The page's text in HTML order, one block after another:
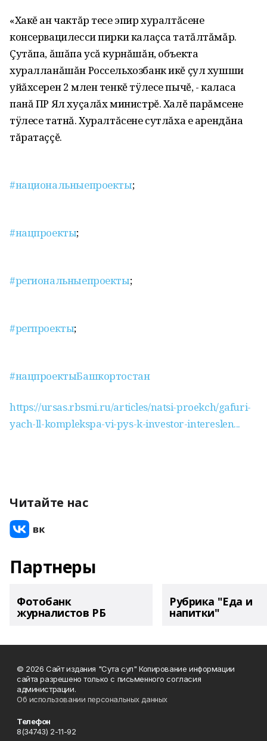
«Хакĕ ан чактăр тесе эпир хуралтăсене
консервацилесси пирки калаçса татăлтăмăр.
Çутăпа, ăшăпа усă курнăшăн, объекта
хуралланăшăн Россельхозбанк икĕ çул хушши
уйăхсерен 2 млен тенкĕ тÿлесе пычĕ, - каласа
панă ПР Ял хуçалăх министрĕ. Халĕ парăмсене
тÿлесе татнă. Хуралтăсене сутлăха е арендăна
тăратаççĕ.
#национальныепроекты;
#нацпроекты;
#региональныепроекты;
#регпроекты;
#нацпроектыБашкортостан
https://ursas.rbsmi.ru/articles/natsi-proekch/gafuri-
yach-ll-komplekspa-vi-pys-k-investor-intereslen...
Читайте нас
Партнеры
Фотобанк
журналистов РБ
Рубрика "Еда и
напитки"
© 2026 Сайт издания "Сута сул" Копирование информации
сайта разрешено только с письменного согласия
администрации.
Об использовании персональных данных
Телефон
8(34743) 2-11-92